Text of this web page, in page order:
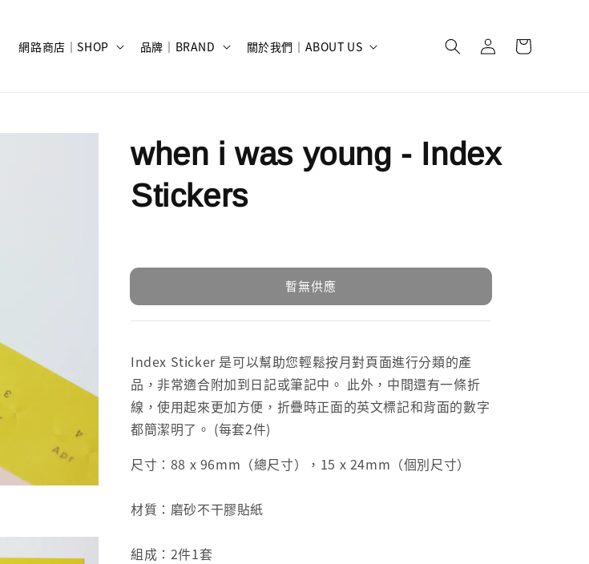
網路商店｜SHOP 品牌｜BRAND 關於我們｜ABOUT US
when i was young - Index
Stickers
暫無供應
Index Sticker 是可以幫助您輕鬆按月對頁面進行分類的產
品，非常適合附加到日記或筆記中。 此外，中間還有一條折
線，使用起來更加方便，折疊時正面的英文標記和背面的數字
都簡潔明了。 (每套2件)
尺寸：88 x 96mm（總尺寸），15 x 24mm（個別尺寸）
材質：磨砂不干膠貼紙
組成：2件1套